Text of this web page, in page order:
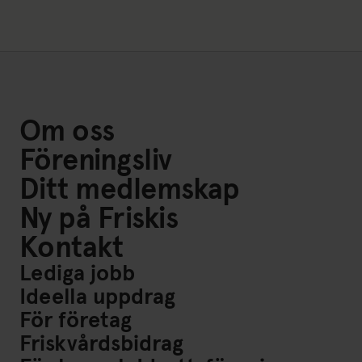
Om oss
Föreningsliv
Ditt medlemskap
Ny på Friskis
Kontakt
Lediga jobb
Ideella uppdrag
För företag
Friskvårdsbidrag